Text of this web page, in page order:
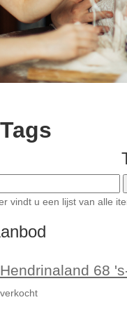
Tags
vindt u een lijst van alle
Hendrinaland 68
verkocht